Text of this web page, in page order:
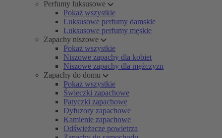
Perfumy luksusowe
Pokaż wszystkie
Luksusowe perfumy damskie
Luksusowe perfumy męskie
Zapachy niszowe
Pokaż wszystkie
Niszowe zapachy dla kobiet
Niszowe zapachy dla mężczyzn
Zapachy do domu
Pokaż wszystkie
Świeczki zapachowe
Patyczki zapachowe
Dyfuzory zapachowe
Kamienie zapachowe
Odświeżacze powietrza